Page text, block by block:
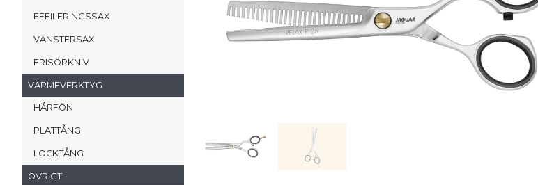
EFFILERINGSSAX
VÄNSTERSAX
FRISÖRKNIV
VÄRMEVERKTYG
HÅRFÖN
PLATTÅNG
LOCKTÅNG
ÖVRIGT